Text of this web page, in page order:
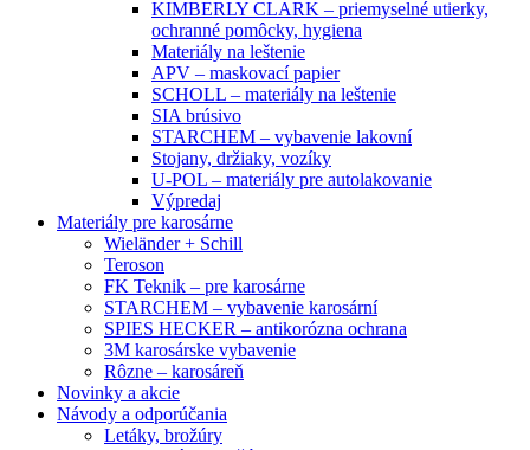
KIMBERLY CLARK – priemyselné utierky,
ochranné pomôcky, hygiena
Materiály na leštenie
APV – maskovací papier
SCHOLL – materiály na leštenie
SIA brúsivo
STARCHEM – vybavenie lakovní
Stojany, držiaky, vozíky
U-POL – materiály pre autolakovanie
Výpredaj
Materiály pre karosárne
Wieländer + Schill
Teroson
FK Teknik – pre karosárne
STARCHEM – vybavenie karosární
SPIES HECKER – antikorózna ochrana
3M karosárske vybavenie
Rôzne – karosáreň
Novinky a akcie
Návody a odporúčania
Letáky, brožúry